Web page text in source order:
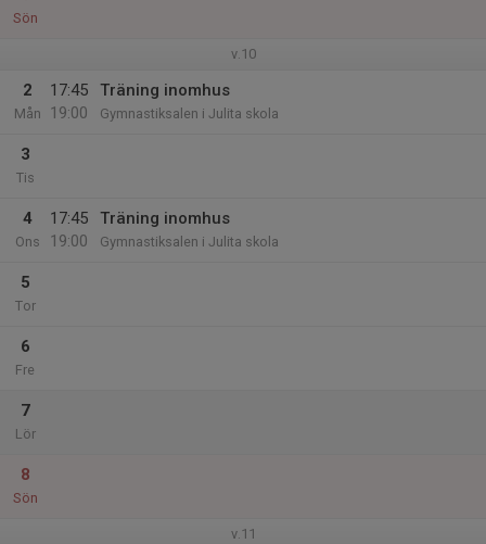
Sön
v.10
2
Mån
17:45
19:00
Träning inomhus
Gymnastiksalen i Julita skola
3
Tis
4
Ons
17:45
19:00
Träning inomhus
Gymnastiksalen i Julita skola
5
Tor
6
Fre
7
Lör
8
Sön
v.11